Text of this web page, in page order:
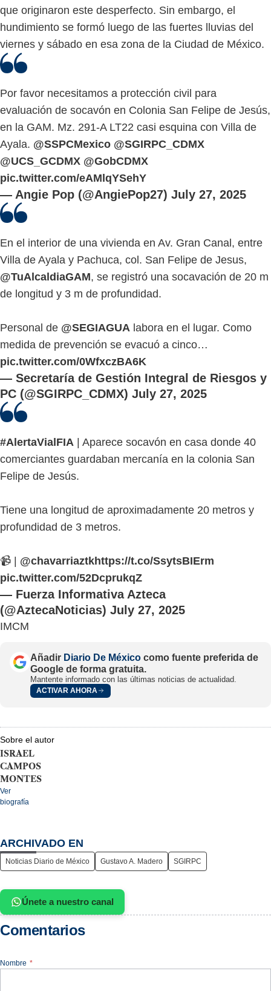
que originaron este desperfecto. Sin embargo, el
hundimiento se formó luego de las fuertes lluvias del
viernes y sábado en esa zona de la Ciudad de México.
Por favor necesitamos a protección civil para
evaluación de socavón en Colonia San Felipe de Jesús,
en la GAM. Mz. 291-A LT22 casi esquina con Villa de
Ayala. @SSPCMexico @SGIRPC_CDMX
@UCS_GCDMX @GobCDMX
pic.twitter.com/eAMlqYSehY
— Angie Pop (@AngiePop27) July 27, 2025
En el interior de una vivienda en Av. Gran Canal, entre
Villa de Ayala y Pachuca, col. San Felipe de Jesus,
@TuAlcaldiaGAM, se registró una socavación de 20 m
de longitud y 3 m de profundidad.
Personal de @SEGIAGUA labora en el lugar. Como
medida de prevención se evacuó a cinco…
pic.twitter.com/0WfxczBA6K
— Secretaría de Gestión Integral de Riesgos y
PC (@SGIRPC_CDMX) July 27, 2025
#AlertaVialFIA | Aparece socavón en casa donde 40
comerciantes guardaban mercanía en la colonia San
Felipe de Jesús.
Tiene una longitud de aproximadamente 20 metros y
profundidad de 3 metros.
📹 | @chavarriaztkhttps://t.co/SsytsBIErm
pic.twitter.com/52DcprukqZ
— Fuerza Informativa Azteca
(@AztecaNoticias) July 27, 2025
IMCM
Añadir Diario De México como fuente preferida de
Google de forma gratuita.
Mantente informado con las últimas noticias de actualidad.
ACTIVAR AHORA
Sobre el autor
ISRAEL
CAMPOS
MONTES
Ver
biografía
ARCHIVADO EN
Noticias Diario de México Gustavo A. Madero SGIRPC
Únete a nuestro canal
Comentarios
Nombre *